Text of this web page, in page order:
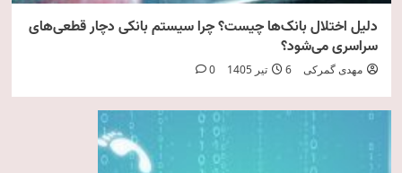
دلیل اختلال بانک‌ها چیست؟ چرا سیستم بانکی دچار قطعی‌های
سراسری می‌شود؟
مهدی گمرکی 6 تیر 1405 0